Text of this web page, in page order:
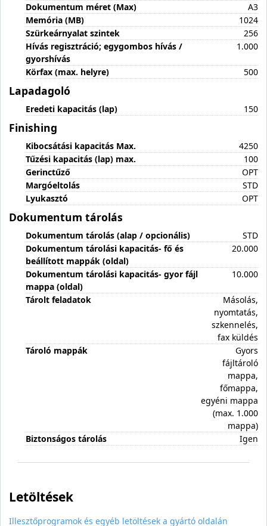
Dokumentum méret (Max)
A3
Memória (MB)
1024
Szürkeárnyalat szintek
256
Hívás regisztráció; egygombos hívás /
gyorshívás
1.000
Körfax (max. helyre) 500
Lapadagoló
Eredeti kapacitás (lap) 150
Finishing
Kibocsátási kapacitás Max.
4250
Tűzési kapacitás (lap) max.
100
Gerinctűző
OPT
Margóeltolás
STD
Lyukasztó
OPT
Dokumentum tárolás
Dokumentum tárolás (alap / opcionális)
STD
Dokumentum tárolási kapacitás- fő és
beállított mappák (oldal)
20.000
Dokumentum tárolási kapacitás- gyor fájl
mappa (oldal)
10.000
Tárolt feladatok
Másolás,
nyomtatás,
szkennelés,
fax küldés
Tároló mappák
Gyors
fájltároló
mappa,
főmappa,
egyéni mappa
(max. 1.000
mappa)
Biztonságos tárolás
Igen
Letöltések
Illesztőprogramok és egyéb letöltések a gyártó oldalán